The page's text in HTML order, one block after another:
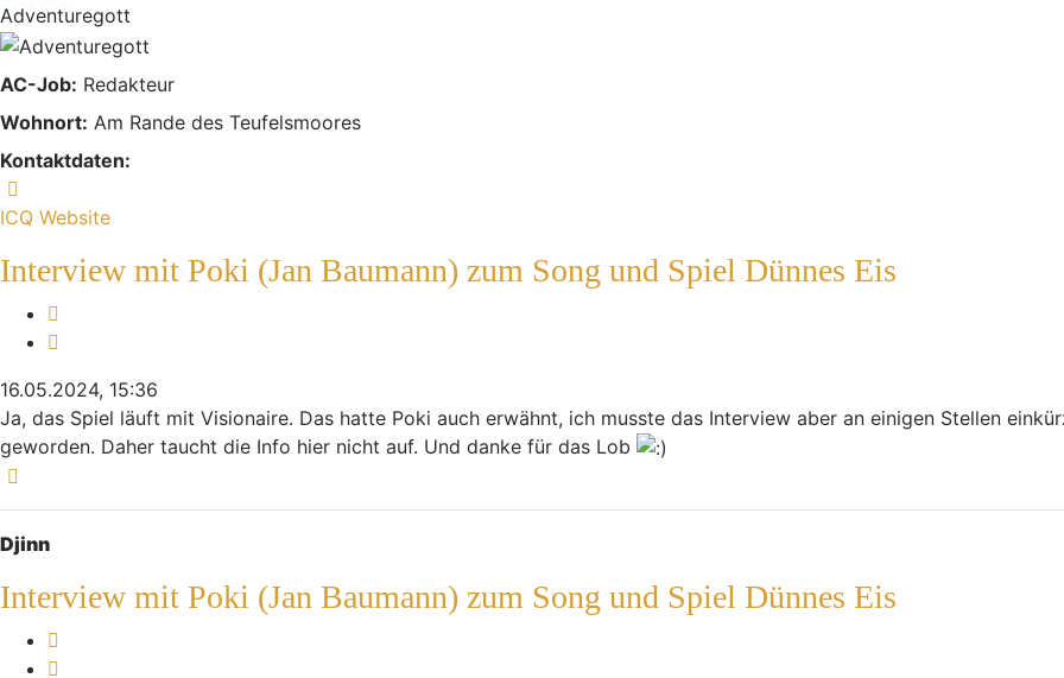
Adventuregott
AC-Job: Redakteur
Wohnort: Am Rande des Teufelsmoores
Kontaktdaten:
ICQ Website
Interview mit Poki (Jan Baumann) zum Song und Spiel Dünnes Eis
16.05.2024, 15:36
Ja, das Spiel läuft mit Visionaire. Das hatte Poki auch erwähnt, ich musste das Interview aber an einigen Stellen
geworden. Daher taucht die Info hier nicht auf. Und danke für das Lob
Djinn
Interview mit Poki (Jan Baumann) zum Song und Spiel Dünnes Eis